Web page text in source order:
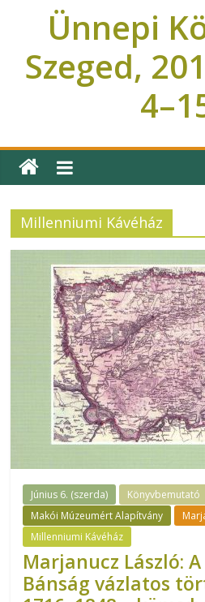
Ünnepi
Szeged,
Millenniumi Kávéház
Június 6. (szerda)
Könyvbemutató
Makói Múzeumért Alapítvány
Millenniumi Kávéház
Marjanucz László:
Bánság vázlatos